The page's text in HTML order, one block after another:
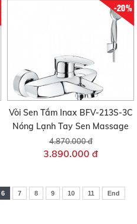
-20%
Vòi Sen Tắm Inax BFV-213S-3C
Nóng Lạnh Tay Sen Massage
4.870.000 đ
3.890.000 đ
6 7 8 9 10 11 End